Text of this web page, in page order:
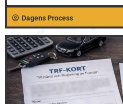
Dagens Process